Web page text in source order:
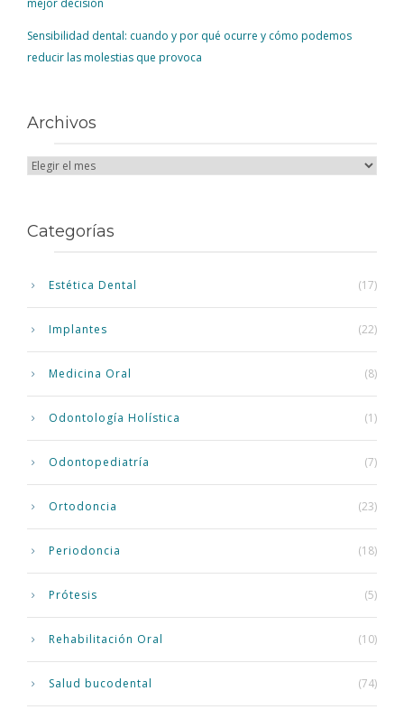
mejor decisión
Sensibilidad dental: cuando y por qué ocurre y cómo podemos
reducir las molestias que provoca
Archivos
Categorías
Estética Dental (17)
Implantes (22)
Medicina Oral (8)
Odontología Holística (1)
Odontopediatría (7)
Ortodoncia (23)
Periodoncia (18)
Prótesis (5)
Rehabilitación Oral (10)
Salud bucodental (74)